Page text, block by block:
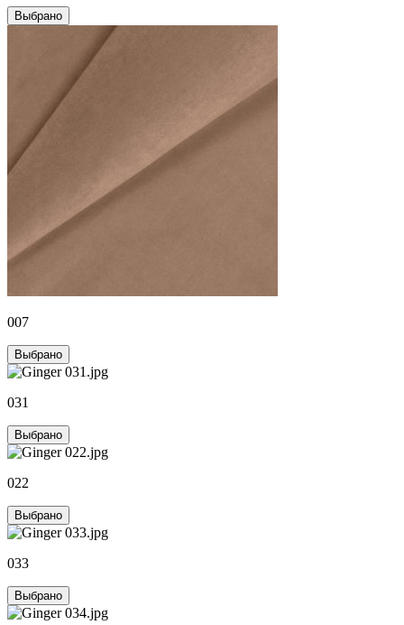
Выбрано
007
Выбрано
031
Выбрано
022
Выбрано
033
Выбрано